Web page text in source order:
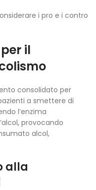
i pro e i contro
il
consolidato per
a smettere di
l’enzima
provocando
alcol,
alla